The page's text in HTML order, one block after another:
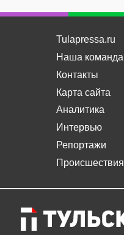
Tulapressa.ru
Наша команда
Контакты
Карта сайта
Аналитика
Интервью
Репортажи
Происшествия